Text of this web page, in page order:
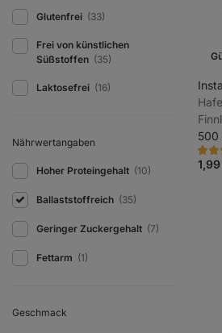
Glutenfrei (33)
Frei von künstlichen
Süßstoffen (35)
Laktosefrei (16)
Nährwertangaben
Hoher Proteingehalt (10)
Ballaststoffreich (35)
Geringer Zuckergehalt (7)
Fettarm (1)
Geschmack
500
4.9/5,
3055